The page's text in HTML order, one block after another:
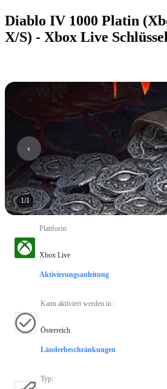
Diablo IV 1000 Platin
X/S) - Xbox Live
1/1
Plattform:
Xbox Live
Aktivierungsanleitung
Kann aktiviert werden in :
Österreich
Länderbeschränkungen
Typ: